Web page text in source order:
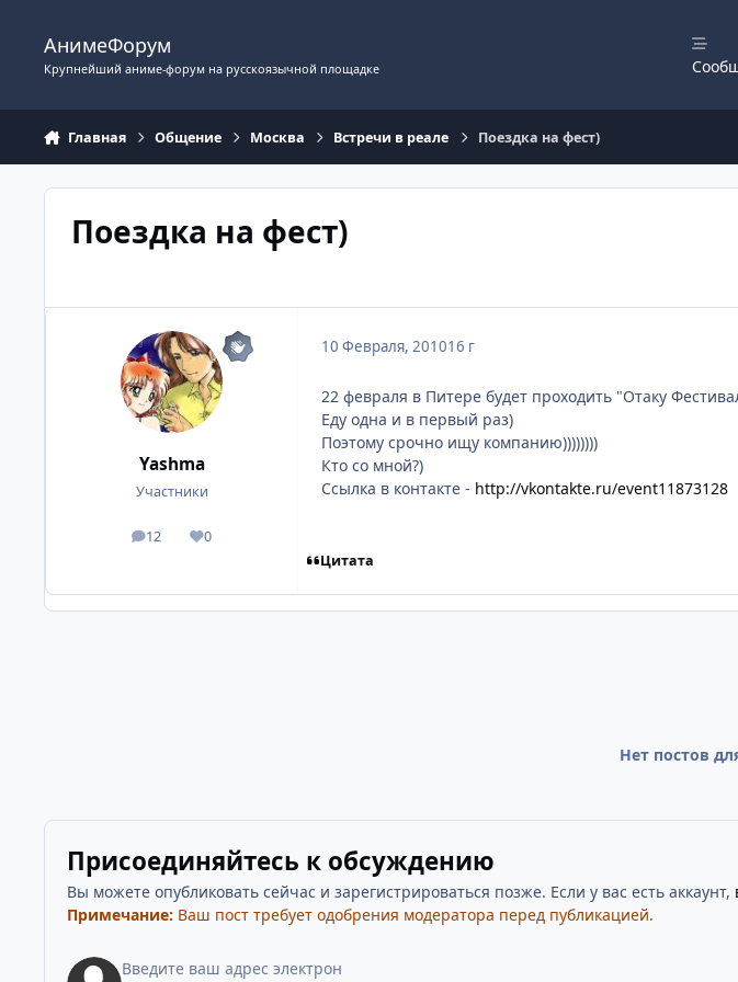
АнимеФорум
Крупнейший аниме-форум на русскоязычной площадке
Главная Общение Москва Встречи в реале Поездка на фест)
Поездка на фест)
Yashma
Участники
12
посты 0
Репутация
10 Февраля, 201016 г
22 февраля в Питере будет проходить "Отаку
Еду одна и в первый раз)
Поэтому срочно ищу компанию))))))))
Кто со мной?)
Ссылка в контакте - http://vkontakte.ru/event11873128
Цитата
Нет постов
Присоединяйтесь к обсуждению
Вы можете опубликовать сейчас и зарегистрироваться позже. Если у вас есть аккаунт,
Примечание: Ваш пост требует одобрения модератора перед публикацией.